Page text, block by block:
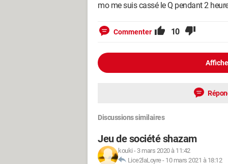
mo me suis cassé le Q pendant 2
Commenter 10
Discussions similaires
Jeu de société shazam
kouki - 3 mars 2020 à 11:42
Lice2laLoyre- 10 mars 2021 à 18:12